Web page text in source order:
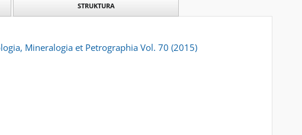
STRUKTURA
Mineralogia et Petrographia Vol. 70 (2015)